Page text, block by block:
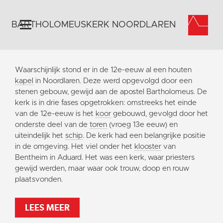
Home
Algemeen
Historie
Omgeving
Activiteiten
Steun ons
Contact
Vaktaal
BARTHOLOMEUSKERK NOORDLAREN
Waarschijnlijk stond er in de 12e-eeuw al een houten
kapel in Noordlaren. Deze werd opgevolgd door een
stenen gebouw, gewijd aan de apostel Bartholomeus. De
kerk is in drie fases opgetrokken: omstreeks het einde
van de 12e-eeuw is het koor gebouwd, gevolgd door het
onderste deel van de toren (vroeg 13e eeuw) en
uiteindelijk het schip. De kerk had een belangrijke positie
in de omgeving. Het viel onder het klooster van
Bentheim in Aduard. Het was een kerk, waar priesters
gewijd werden, maar waar ook trouw, doop en rouw
plaatsvonden.
LEES MEER